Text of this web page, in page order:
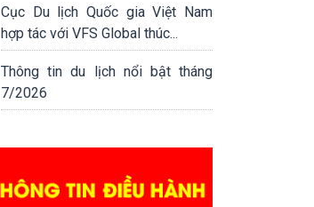
Cục Du lịch Quốc gia Việt Nam
hợp tác với VFS Global thúc...
Thông tin du lịch nổi bật tháng
7/2026